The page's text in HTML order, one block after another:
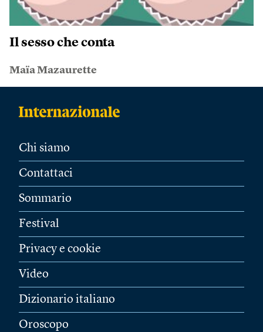
Il sesso che conta
Maïa Mazaurette
Chi siamo
Contattaci
Sommario
Festival
Privacy e cookie
Video
Dizionario italiano
Oroscopo